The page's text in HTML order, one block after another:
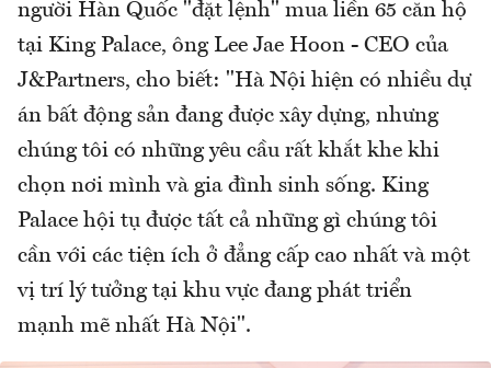
người Hàn Quốc "đặt lệnh" mua liền 65 căn hộ
tại King Palace, ông Lee Jae Hoon - CEO của
J&Partners, cho biết: "Hà Nội hiện có nhiều dự
án bất động sản đang được xây dựng, nhưng
chúng tôi có những yêu cầu rất khắt khe khi
chọn nơi mình và gia đình sinh sống. King
Palace hội tụ được tất cả những gì chúng tôi
cần với các tiện ích ở đẳng cấp cao nhất và một
vị trí lý tưởng tại khu vực đang phát triển
mạnh mẽ nhất Hà Nội".